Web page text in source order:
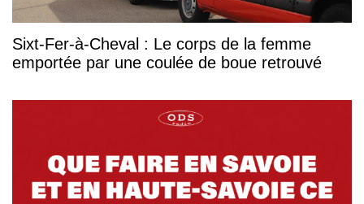
Sixt-Fer-à-Cheval : Le corps de la femme
emportée par une coulée de boue retrouvé